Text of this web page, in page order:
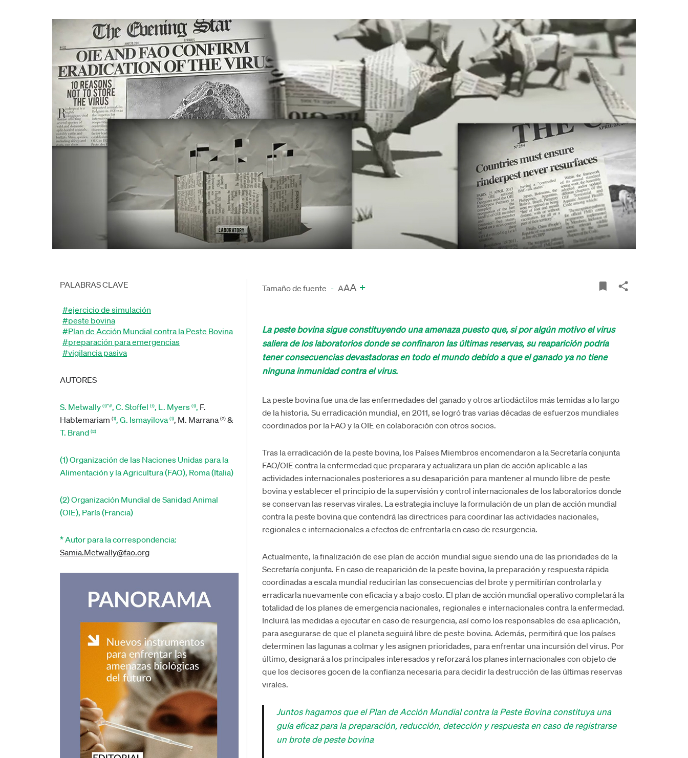
PALABRAS CLAVE
#ejercicio de simulación
#peste bovina
#Plan de Acción Mundial contra la Peste Bovina
#preparación para emergencias
#vigilancia pasiva
AUTORES
S. Metwally (1)*#, C. Stoffel (1), L. Myers (1), F.
Habtemariam (1), G. Ismayilova (1), M. Marrana (2) &
T. Brand (2)
(1) Organización de las Naciones Unidas para la
Alimentación y la Agricultura (FAO), Roma (Italia)
(2) Organización Mundial de Sanidad Animal
(OIE), París (Francia)
* Autor para la correspondencia:
Samia.Metwally@fao.org
Tamaño de fuente - AAA +
La peste bovina sigue constituyendo una amenaza puesto que, si por algún motivo el virus
saliera de los laboratorios donde se confinaron las últimas reservas, su reaparición podría
tener consecuencias devastadoras en todo el mundo debido a que el ganado ya no tiene
ninguna inmunidad contra el virus.
La peste bovina fue una de las enfermedades del ganado y otros artiodáctilos más temidas a lo largo
de la historia. Su erradicación mundial, en 2011, se logró tras varias décadas de esfuerzos mundiales
coordinados por la FAO y la OIE en colaboración con otros socios.
Tras la erradicación de la peste bovina, los Países Miembros encomendaron a la Secretaría conjunta
FAO/OIE contra la enfermedad que preparara y actualizara un plan de acción aplicable a las
actividades internacionales posteriores a su desaparición para mantener al mundo libre de peste
bovina y establecer el principio de la supervisión y control internacionales de los laboratorios donde
se conservan las reservas virales. La estrategia incluye la formulación de un plan de acción mundial
contra la peste bovina que contendrá las directrices para coordinar las actividades nacionales,
regionales e internacionales a efectos de enfrentarla en caso de resurgencia.
Actualmente, la finalización de ese plan de acción mundial sigue siendo una de las prioridades de la
Secretaría conjunta. En caso de reaparición de la peste bovina, la preparación y respuesta rápida
coordinadas a escala mundial reducirían las consecuencias del brote y permitirían controlarla y
erradicarla nuevamente con eficacia y a bajo costo. El plan de acción mundial operativo completará la
totalidad de los planes de emergencia nacionales, regionales e internacionales contra la enfermedad.
Incluirá las medidas a ejecutar en caso de resurgencia, así como los responsables de esa aplicación,
para asegurarse de que el planeta seguirá libre de peste bovina. Además, permitirá que los países
determinen las lagunas a colmar y les asignen prioridades, para enfrentar una incursión del virus. Por
último, designará a los principales interesados y reforzará los planes internacionales con objeto de
que los decisores gocen de la confianza necesaria para decidir la destrucción de las últimas reservas
virales.
Juntos hagamos que el Plan de Acción Mundial contra la Peste Bovina constituya una
guía eficaz para la preparación, reducción, detección y respuesta en caso de registrarse
un brote de peste bovina